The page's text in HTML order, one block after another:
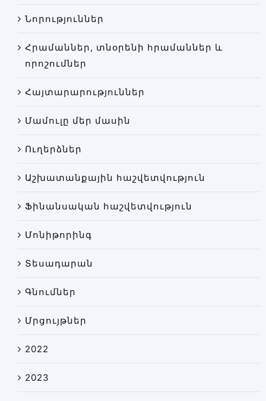
Գրադարան
Նորություններ
Հրամաններ, տնօրենի հրամաններ և
որոշումներ
Հայտարարություններ
Մամուլը մեր մասին
Ուղերձներ
Աշխատանքային հաշվետվություն
Ֆինանսական հաշվետվություն
Մոնիթորինգ
Տեսադարան
Գնումներ
Մրցույթներ
2022
2023